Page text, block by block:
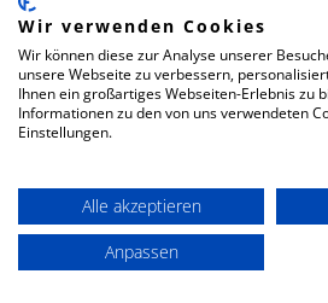
66 | Frank
Wir verwenden Cookies
Wir können diese zur Analyse unserer
unsere Webseite zu verbessern,
Ihnen ein großartiges Webseiten-Erlebnis zu
Informationen zu den von uns verwendeten
Einstellungen.
Alle akzeptieren
Anpassen